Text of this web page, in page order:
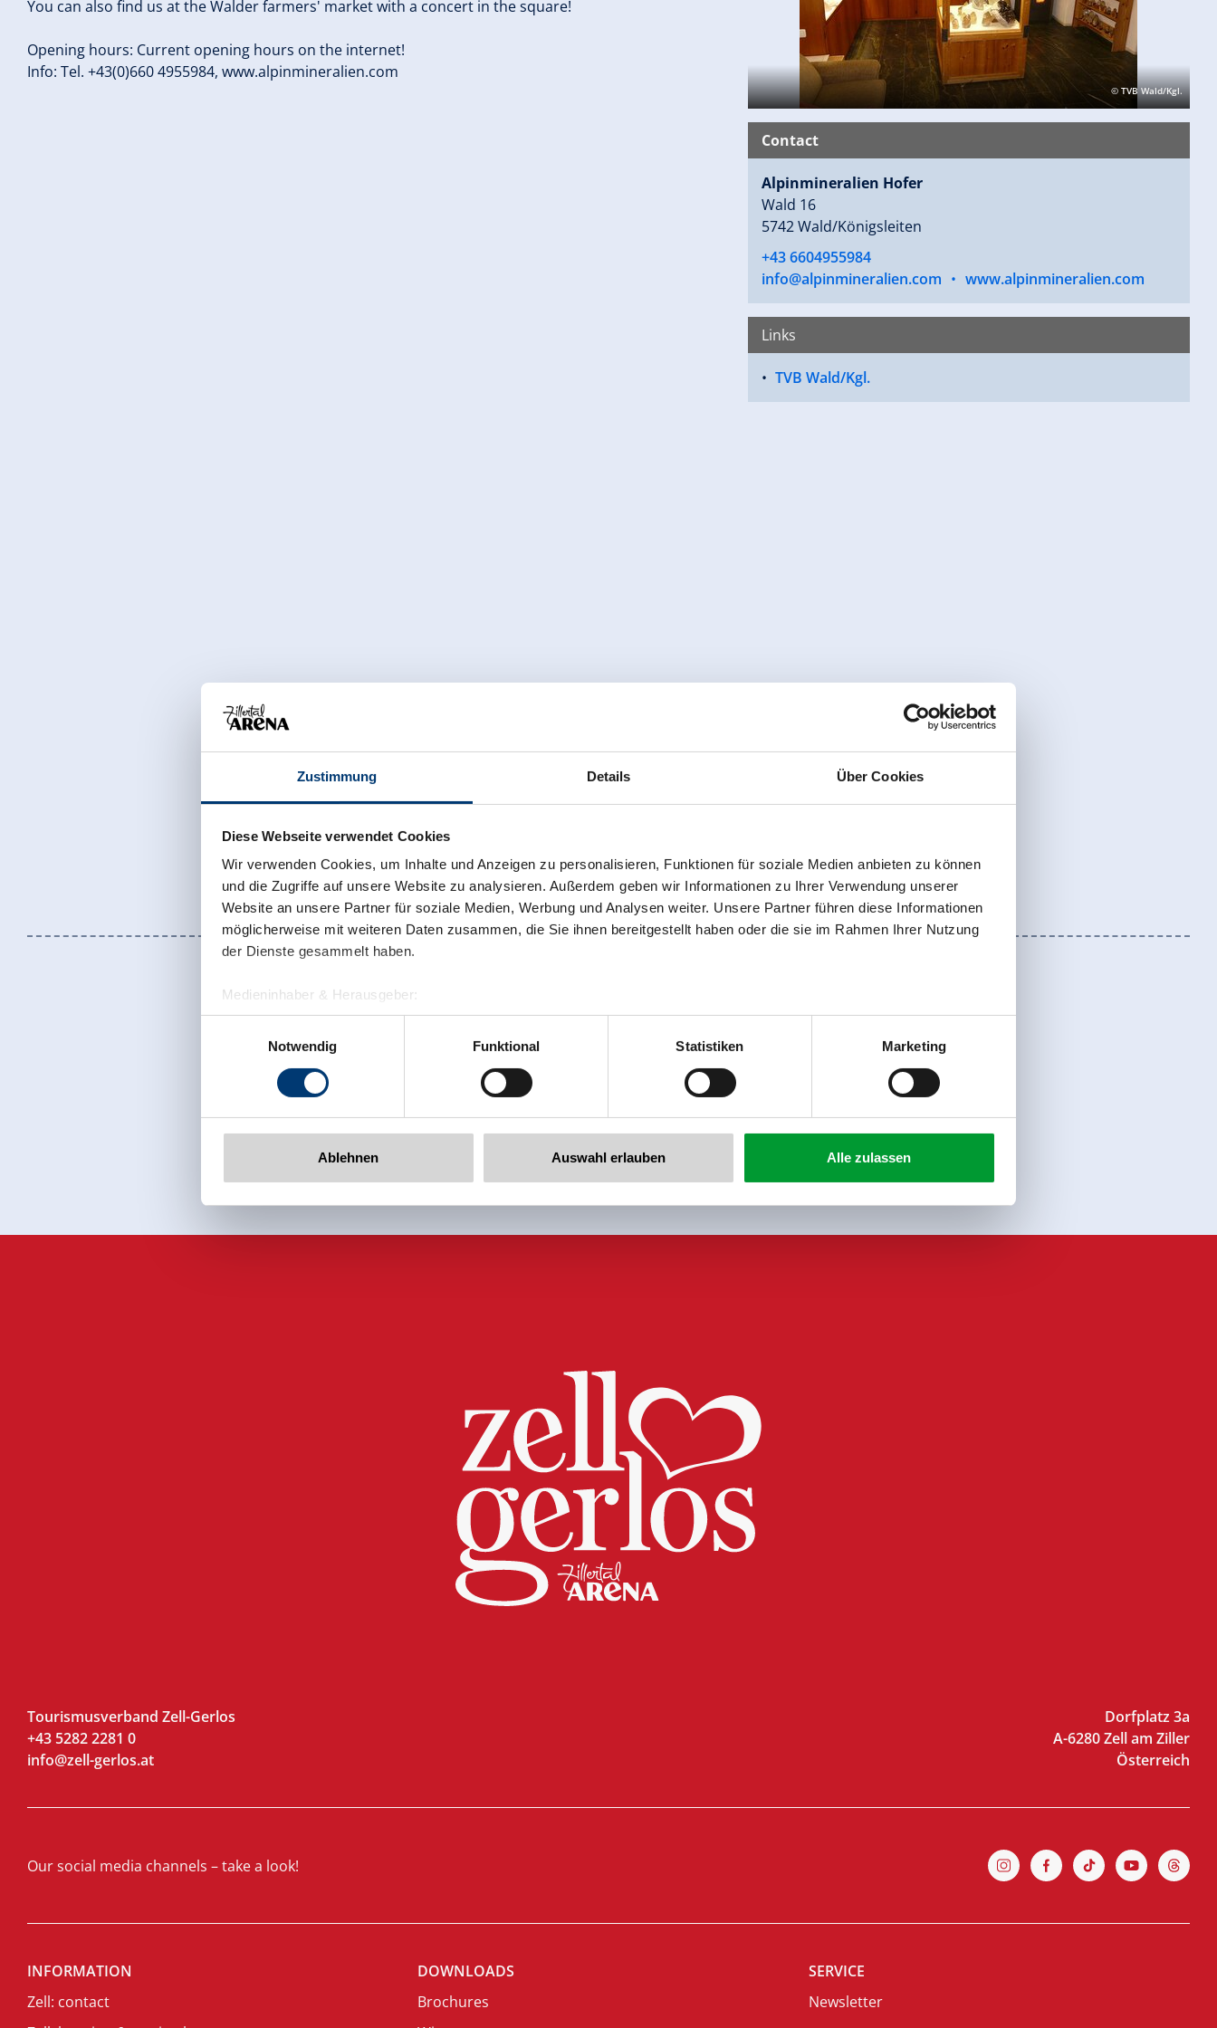
Zustimmung Details Über Cookies
Diese Webseite verwendet Cookies
Wir verwenden Cookies, um Inhalte und Anzeigen zu personalisieren, Funktionen für soziale Medien anbieten zu können
und die Zugriffe auf unsere Website zu analysieren. Außerdem geben wir Informationen zu Ihrer Verwendung unserer
Website an unsere Partner für soziale Medien, Werbung und Analysen weiter. Unsere Partner führen diese Informationen
möglicherweise mit weiteren Daten zusammen, die Sie ihnen bereitgestellt haben oder die sie im Rahmen Ihrer Nutzung
der Dienste gesammelt haben.
Medieninhaber & Herausgeber:
Zeller Bergbahnen Zillertal GmbH & Co KG
Rohr 23// A-6280 Zell am Ziller
www.zillertalarena.com
Notwendig
Funktional Statistiken Marketing
Ablehnen Auswahl erlauben Alle zulassen
You can also find us at the Walder farmers' market with a concert in the square!
Opening hours: Current opening hours on the internet!
Info: Tel. +43(0)660 4955984, www.alpinmineralien.com
© TVB Wald/Kgl.
Contact
Alpinmineralien Hofer
Wald 16
5742 Wald/Königsleiten
+43 6604955984
info@alpinmineralien.com • www.alpinmineralien.com
Links
TVB Wald/Kgl.
back to overview
Sign up for the newsletter now!
Tourismusverband Zell-Gerlos
+43 5282 2281 0
info@zell-gerlos.at
Dorfplatz 3a
A-6280 Zell am Ziller
Österreich
Our social media channels – take a look!
INFORMATION
Zell: contact
DOWNLOADS
Brochures
SERVICE
Newsletter